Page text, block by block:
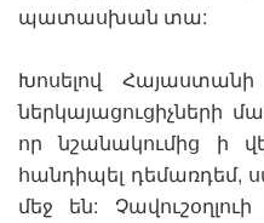
պատասխան տա:
Խոսելով
ներկայացուցիչների
որ նշանակումից ի
հանդիպել
մեջ են: